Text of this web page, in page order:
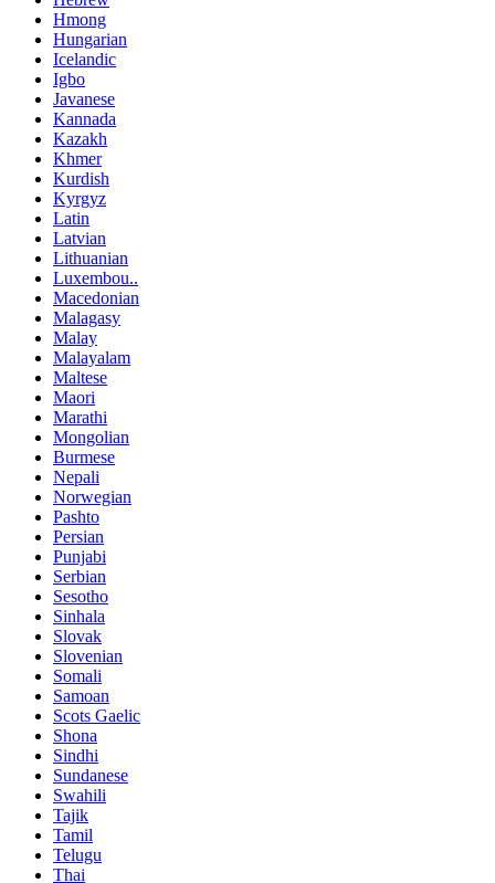
Hmong
Hungarian
Icelandic
Igbo
Javanese
Kannada
Kazakh
Khmer
Kurdish
Kyrgyz
Latin
Latvian
Lithuanian
Luxembou..
Macedonian
Malagasy
Malay
Malayalam
Maltese
Maori
Marathi
Mongolian
Burmese
Nepali
Norwegian
Pashto
Persian
Punjabi
Serbian
Sesotho
Sinhala
Slovak
Slovenian
Somali
Samoan
Scots Gaelic
Shona
Sindhi
Sundanese
Swahili
Tajik
Tamil
Telugu
Thai